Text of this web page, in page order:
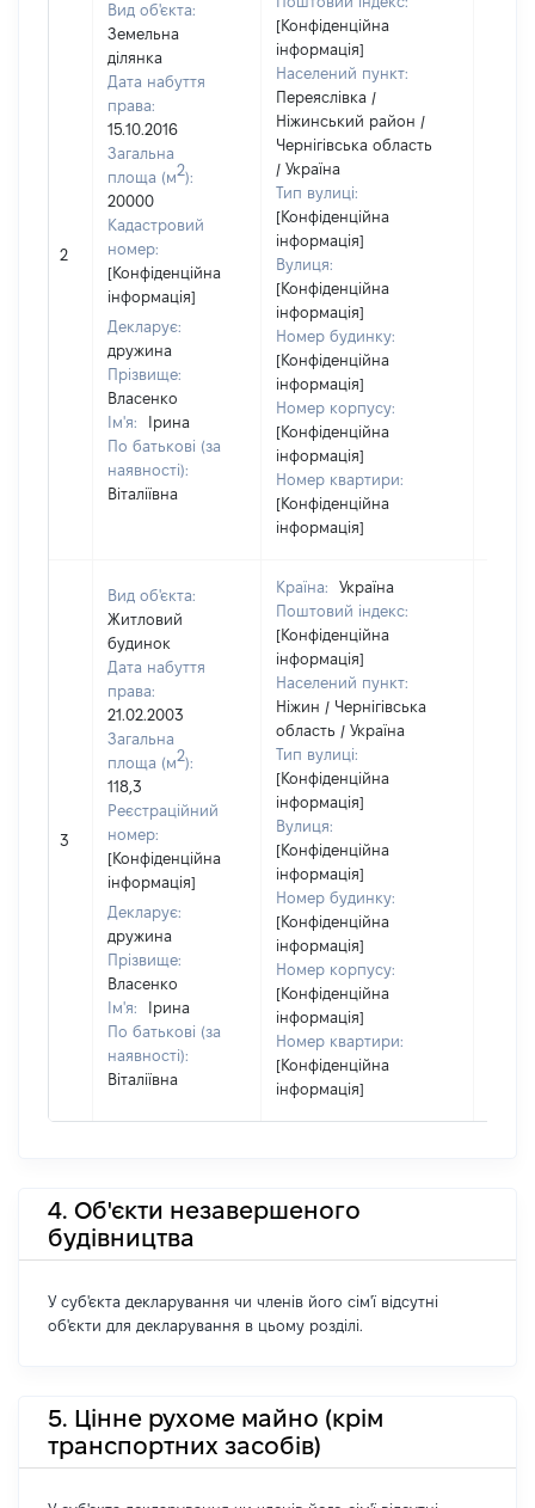
2
Вид об'єкта:
Земельна
ділянка
Дата набуття
права:
15.10.2016
Загальна
площа (м2):
20000
Кадастровий
номер:
[Конфіденційна
інформація]
Декларує:
дружина
Прізвище:
Власенко
Ім'я:
Ірина
По батькові (за
наявності):
Віталіївна
[Конфіденційна
інформація]
Населений пункт:
Переяслівка /
Ніжинський район /
Чернігівська область
/ Україна
Тип вулиці:
[Конфіденційна
інформація]
Вулиця:
[Конфіденційна
інформація]
Номер будинку:
[Конфіденційна
інформація]
Номер корпусу:
[Конфіденційна
інформація]
Номер квартири:
[Конфіденційна
інформація]
3
Вид об'єкта:
Житловий
будинок
Дата набуття
права:
21.02.2003
Загальна
площа (м2):
118,3
Реєстраційний
номер:
[Конфіденційна
інформація]
Декларує:
дружина
Прізвище:
Власенко
Ім'я:
Ірина
По батькові (за
наявності):
Віталіївна
Країна:
Україна
Поштовий індекс:
[Конфіденційна
інформація]
Населений пункт:
Ніжин / Чернігівська
область / Україна
Тип вулиці:
[Конфіденційна
інформація]
Вулиця:
[Конфіденційна
інформація]
Номер будинку:
[Конфіденційна
інформація]
Номер корпусу:
[Конфіденційна
інформація]
Номер квартири:
[Конфіденційна
інформація]
4. Об'єкти незавершеного
будівництва
У суб'єкта декларування чи членів його сім'ї відсутні
об'єкти для декларування в цьому розділі.
5. Цінне рухоме майно (крім
транспортних засобів)